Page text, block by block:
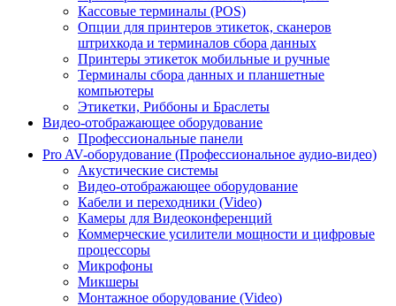
Кассовые терминалы (POS)
Опции для принтеров этикеток, сканеров
штрихкода и терминалов сбора данных
Принтеры этикеток мобильные и ручные
Терминалы сбора данных и планшетные
компьютеры
Этикетки, Риббоны и Браслеты
Видео-отображающее оборудование
Профессиональные панели
Pro AV-оборудование (Профессиональное аудио-видео)
Акустические системы
Видео-отображающее оборудование
Кабели и переходники (Video)
Камеры для Видеоконференций
Коммерческие усилители мощности и цифровые
процессоры
Микрофоны
Микшеры
Монтажное оборудование (Video)